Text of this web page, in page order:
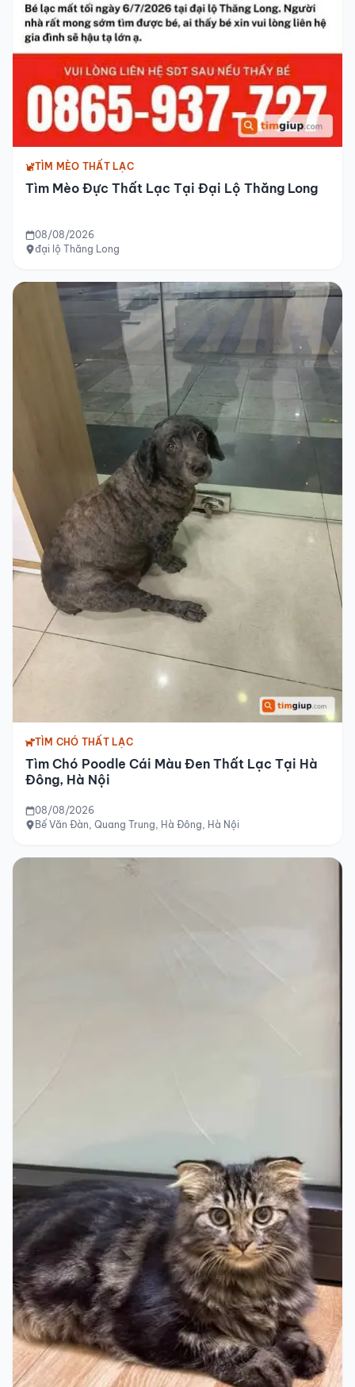
TÌM MÈO THẤT LẠC
Tìm Mèo Đực Thất Lạc Tại Đại Lộ Thăng Long
08/08/2026
đại lộ Thăng Long
TÌM CHÓ THẤT LẠC
Tìm Chó Poodle Cái Màu Đen Thất Lạc Tại Hà
Đông, Hà Nội
08/08/2026
Bế Văn Đàn, Quang Trung, Hà Đông, Hà Nội